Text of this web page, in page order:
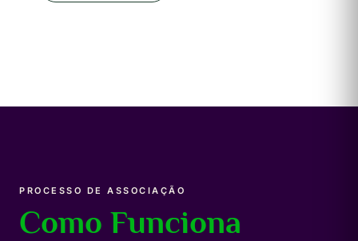
PROCESSO DE ASSOCIAÇÃO
Como Funciona